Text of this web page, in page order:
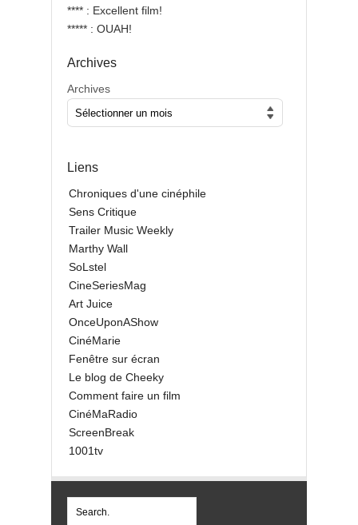
**** : Excellent film!
***** : OUAH!
Archives
Archives
Liens
Chroniques d'une cinéphile
Sens Critique
Trailer Music Weekly
Marthy Wall
SoLstel
CineSeriesMag
Art Juice
OnceUponAShow
CinéMarie
Fenêtre sur écran
Le blog de Cheeky
Comment faire un film
CinéMaRadio
ScreenBreak
1001tv